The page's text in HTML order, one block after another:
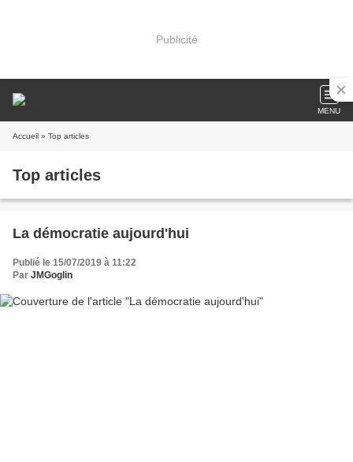
Publicité
MENU
Accueil » Top articles
Top articles
La démocratie aujourd'hui
Publié le 15/07/2019 à 11:22
Par JMGoglin